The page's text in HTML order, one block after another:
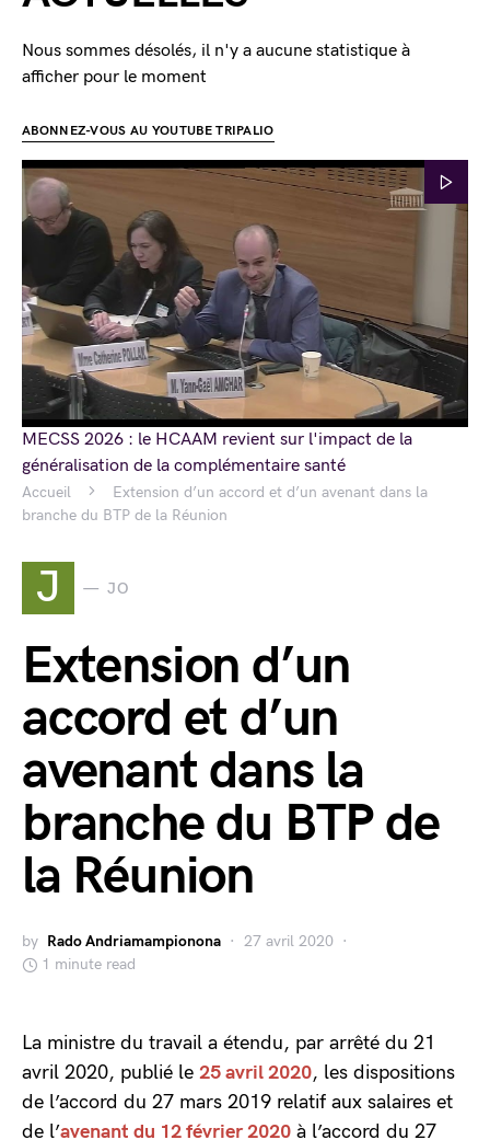
Accueil
Extension d’un accord et d’un avenant dans la
branche du BTP de la Réunion
J JO
Extension d’un
accord et d’un
avenant dans la
branche du BTP de
la Réunion
by Rado Andriamampionona
27 avril 2020
1 minute read
La ministre du travail a étendu, par arrêté du 21
avril 2020, publié le 25 avril 2020, les dispositions
de l’accord du 27 mars 2019 relatif aux salaires et
de l’avenant du 12 février 2020 à l’accord du 27
Nous sommes désolés, il n'y a aucune statistique à
afficher pour le moment
ABONNEZ-VOUS AU YOUTUBE TRIPALIO
MECSS 2026 : le HCAAM revient sur l'impact de la
généralisation de la complémentaire santé